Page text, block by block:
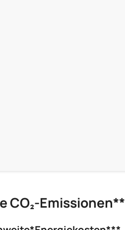
CO₂-Emissionen**